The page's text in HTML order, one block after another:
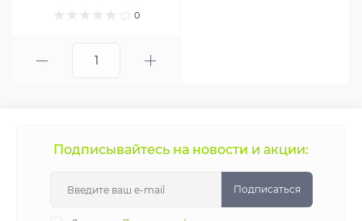
0
Подписывайтесь на новости и акции:
Подписаться